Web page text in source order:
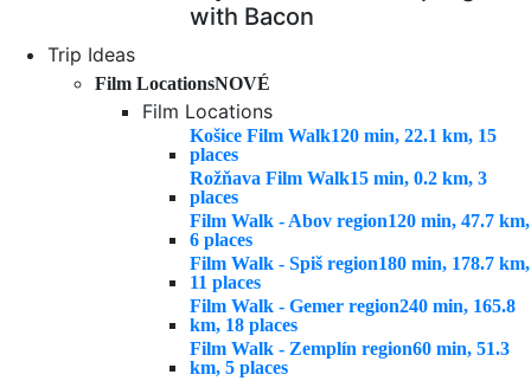
with Bacon
Trip Ideas
Film LocationsNOVÉ
Film Locations
Košice Film Walk120 min, 22.1 km, 15
places
Rožňava Film Walk15 min, 0.2 km, 3
places
Film Walk - Abov region120 min, 47.7 km,
6 places
Film Walk - Spiš region180 min, 178.7 km,
11 places
Film Walk - Gemer region240 min, 165.8
km, 18 places
Film Walk - Zemplín region60 min, 51.3
km, 5 places